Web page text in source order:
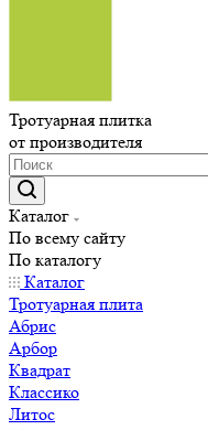
Тротуарная плитка
от производителя
Каталог
По всему сайту
По каталогу
Каталог
Тротуарная плита
Абрис
Арбор
Квадрат
Классико
Литос